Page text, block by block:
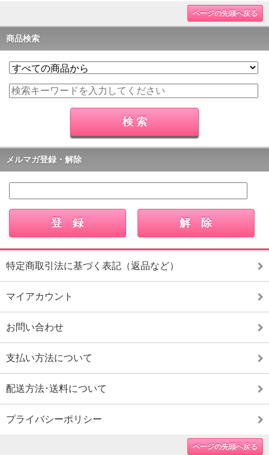
ページの先頭へ戻る
商品検索
メルマガ登録・解除
特定商取引法に基づく表記（返品など）
マイアカウント
お問い合わせ
支払い方法について
配送方法･送料について
プライバシーポリシー
ページの先頭へ戻る